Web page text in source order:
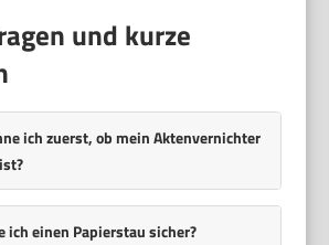
und kurze
ich zuerst, ob mein Aktenvernichter
ich einen Papierstau sicher?